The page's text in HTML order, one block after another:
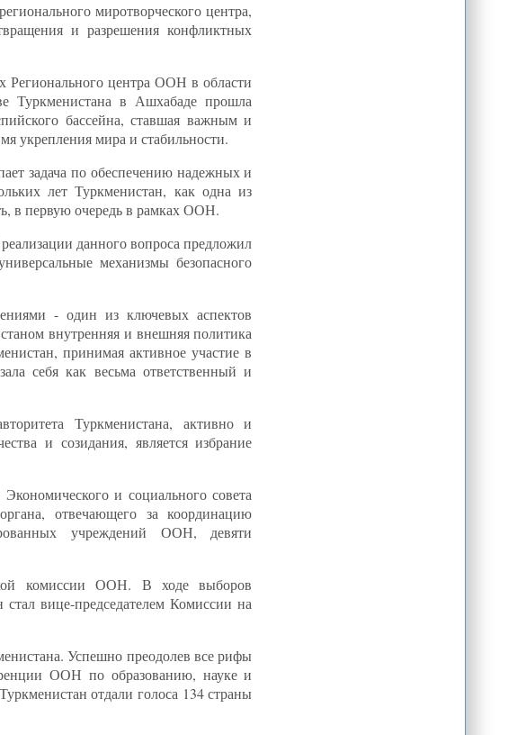
миротворческого центра,
и разрешения конфликтных
Регионального центра ООН в области
Туркменистана в Ашхабаде прошла
бассейна, ставшая важным и
укрепления мира и стабильности.
задача по обеспечению надежных и
лет Туркменистан, как одна из
в первую очередь в рамках ООН.
данного вопроса предложил
механизмы безопасного
- один из ключевых аспектов
внутренняя и внешняя политика
принимая активное участие в
себя как весьма ответственный и
Туркменистана, активно и
и созидания, является избрание
и социального совета
отвечающего за координацию
учреждений ООН, девяти
комиссии ООН. В ходе выборов
вице-председателем Комиссии на
Успешно преодолев все рифы
ООН по образованию, науке и
отдали голоса 134 страны